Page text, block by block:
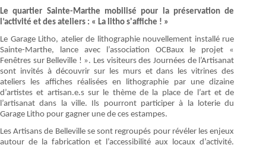
Le quartier Sainte-Marthe mobilisé pour la préservation de
l’activité et des ateliers : « La litho s'affiche ! »
Le Garage Litho, atelier de lithographie nouvellement installé rue
Sainte-Marthe, lance avec l’association OCBaux le projet «
Fenêtres sur Belleville ! ». Les visiteurs des Journées de l’Artisanat
sont invités à découvrir sur les murs et dans les vitrines des
ateliers les affiches réalisées en lithographie par une dizaine
d’artistes et artisan.e.s sur le thème de la place de l’art et de
l’artisanat dans la ville. Ils pourront participer à la loterie du
Garage Litho pour gagner une de ces estampes.
Les Artisans de Belleville se sont regroupés pour révéler les enjeux
autour de la fabrication et l’accessibilité aux locaux d’activité.